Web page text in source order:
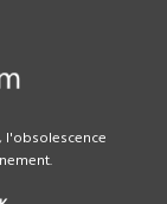
l'obsolescence